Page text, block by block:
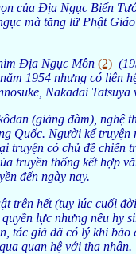
của Địa Ngục Biến
mà tăng lữ Phật
Địa Ngục Môn (2)
1954 nhưng có liên
Nakadai Tatsuya
(giảng đàm), nghệ
Quốc. Người kể
truyện có chủ đề chiến
truyền thống kết hợp
đến ngày nay.
trên hết (tuy lúc cuối
lực nhưng nếu hy
tác giả đã có lý khi
quan hệ với tha nhân.